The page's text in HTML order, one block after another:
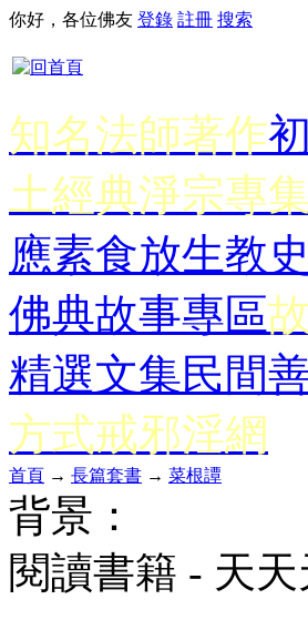
你好，各位佛友 登錄 註冊 搜索
知名法師著作
土經典淨宗專
應素食放生教
佛典故事專區
精選文集民間
方式戒邪淫網
首頁 → 長篇套書 → 菜根譚
背景：
閱讀書籍 - 天